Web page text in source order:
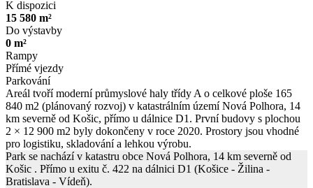
K dispozici
15 580 m²
Do výstavby
0 m²
Rampy
Přímé vjezdy
Parkování
Areál tvoří moderní průmyslové haly třídy A o celkové ploše 165
840 m2 (plánovaný rozvoj) v katastrálním území Nová Polhora, 14
km severně od Košic, přímo u dálnice D1. První budovy s plochou
2 × 12 900 m2 byly dokončeny v roce 2020. Prostory jsou vhodné
pro logistiku, skladování a lehkou výrobu.
Park se nachází v katastru obce Nová Polhora, 14 km severně od
Košic . Přímo u exitu č. 422 na dálnici D1 (Košice - Žilina -
Bratislava - Vídeň).